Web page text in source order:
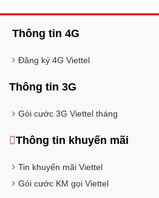
Thông tin 4G
Đăng ký 4G Viettel
Thông tin 3G
Gói cước 3G Viettel tháng
Thông tin khuyến mãi
Tin khuyến mãi Viettel
Gói cước KM gọi Viettel